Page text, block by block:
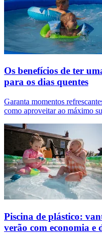
Os benefícios de ter
para os dias quentes
Garanta momentos
como aproveitar ao máximo
Piscina de plástico:
verão com economia e